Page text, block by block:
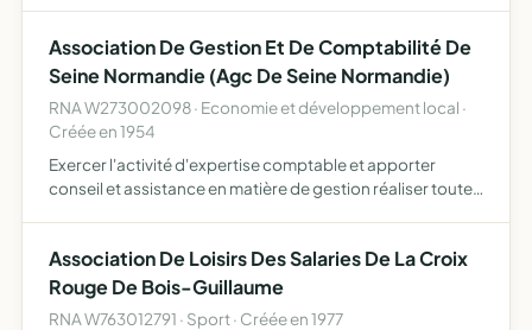
par l'autor…
Association De Gestion Et De Comptabilité De
Seine Normandie (Agc De Seine Normandie)
RNA W273002098 · Economie et développement local ·
Créée en 1954
Exercer l'activité d'expertise comptable et apporter
conseil et assistance en matière de gestion réaliser toutes
entreprises …
Association De Loisirs Des Salaries De La Croix
Rouge De Bois-Guillaume
RNA W763012791 · Sport · Créée en 1977